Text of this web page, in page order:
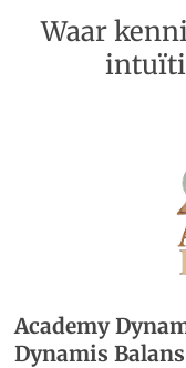
Waar
Academy
Dynamis Balans